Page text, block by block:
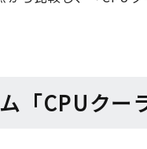
「CPUクー